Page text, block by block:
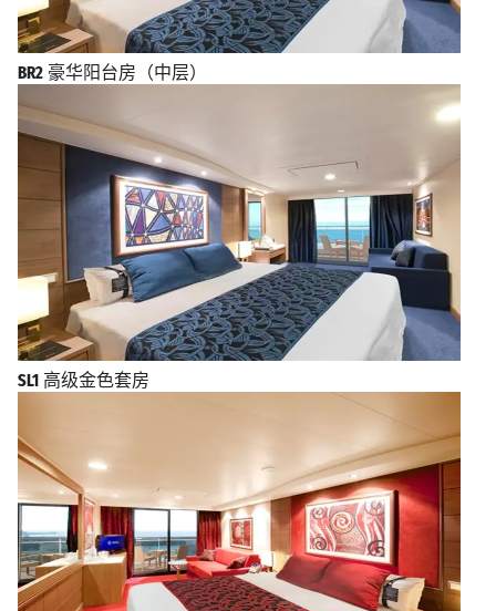
BR2 豪华阳台房（中层）
SL1 高级金色套房